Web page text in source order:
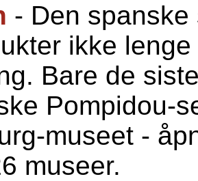
- Den
ikke
Bare de
Pompidou-
museet -
museer.